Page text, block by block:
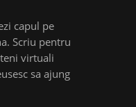
capul pe
Scriu pentru
virtuali
sa ajung